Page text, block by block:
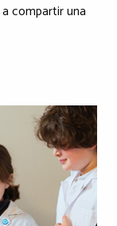
compartir una